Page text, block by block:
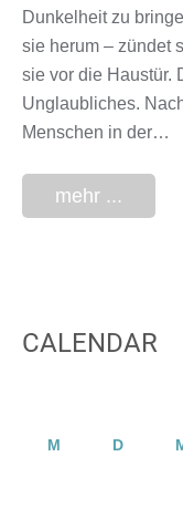
Dunkelheit zu
sie herum – zündet
sie vor die Haustür.
Unglaubliches.
Menschen in der…
mehr ...
CALENDAR
M D